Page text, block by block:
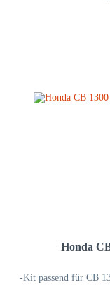
Honda
-Kit passend für CB